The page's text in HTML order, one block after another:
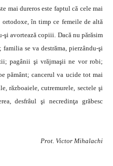
mai dureros este faptul că cele mai
în timp ce femeile de altă
avortează copiii. Dacă nu părăsim
familia se va destrăma, pierzându-şi
pagânii şi vrăjmaşii ne vor robi;
pământ; cancerul va ucide tot mai
războaiele, cutremurele, sectele şi
desfrâul şi necredinţa grăbesc
Prot. Victor Mihalachi